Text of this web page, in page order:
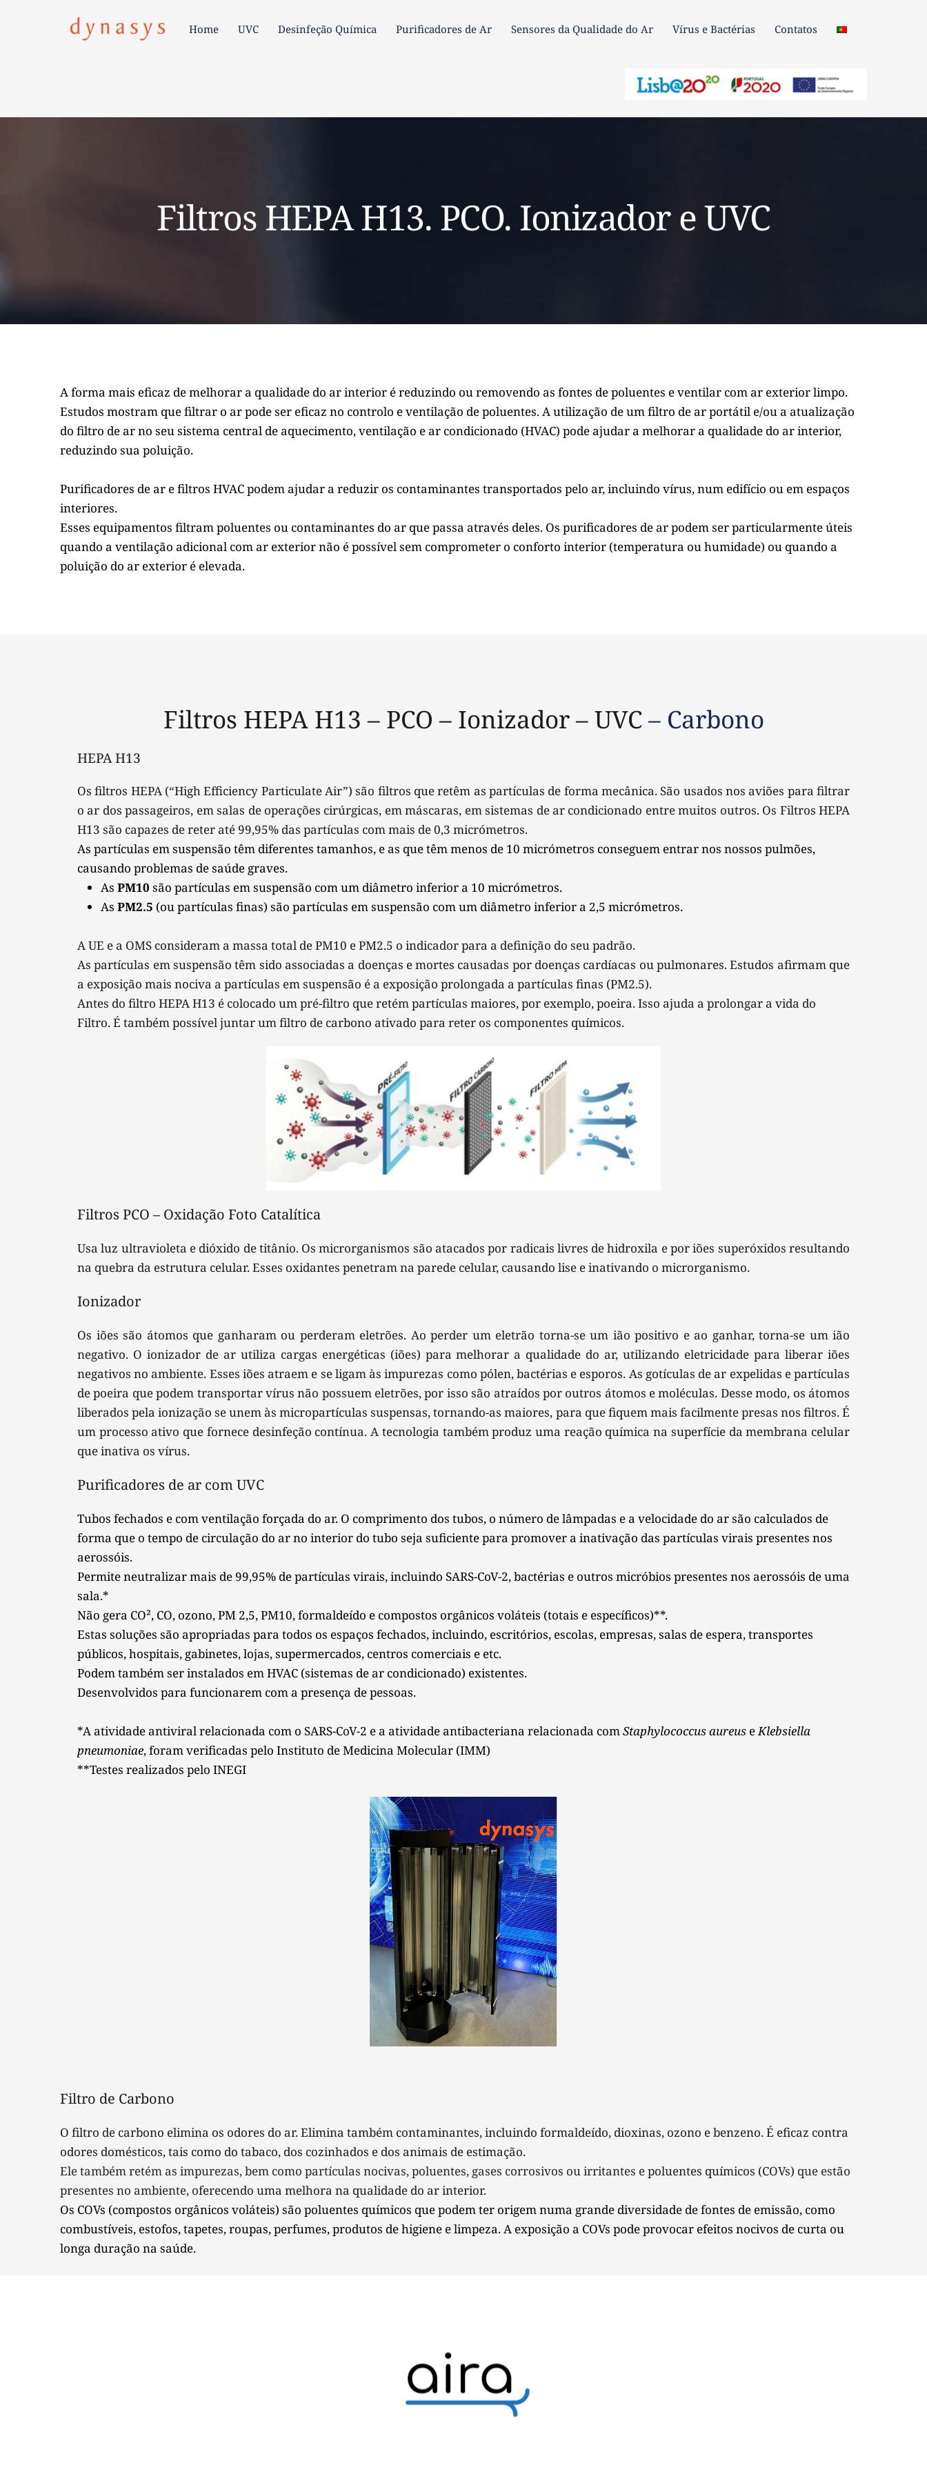
Home UVC Desinfeção Química Purificadores de Ar Sensores da Qualidade do Ar Vírus e Bactérias Contatos
Home UVC Desinfeção Química Purificadores de Ar Sensores da Qualidade do Ar Vírus e Bactérias Contatos
Filtros HEPA H13. PCO. Ionizador e UVC
A forma mais eficaz de melhorar a qualidade do ar interior é reduzindo ou removendo as fontes de poluentes e ventilar com ar exterior limpo.
Estudos mostram que filtrar o ar pode ser eficaz no controlo e ventilação de poluentes. A utilização de um filtro de ar portátil e/ou a atualização
do filtro de ar no seu sistema central de aquecimento, ventilação e ar condicionado (HVAC) pode ajudar a melhorar a qualidade do ar interior,
reduzindo sua poluição.
Purificadores de ar e filtros HVAC podem ajudar a reduzir os contaminantes transportados pelo ar, incluindo vírus, num edifício ou em espaços
interiores.
Esses equipamentos filtram poluentes ou contaminantes do ar que passa através deles. Os purificadores de ar podem ser particularmente úteis
quando a ventilação adicional com ar exterior não é possível sem comprometer o conforto interior (temperatura ou humidade) ou quando a
poluição do ar exterior é elevada.
Filtros HEPA H13 – PCO – Ionizador – UVC – Carbono
HEPA H13
Os filtros HEPA (“High Efficiency Particulate Air”) são filtros que retêm as partículas de forma mecânica. São usados nos aviões para filtrar
o ar dos passageiros, em salas de operações cirúrgicas, em máscaras, em sistemas de ar condicionado entre muitos outros. Os Filtros HEPA
H13 são capazes de reter até 99,95% das partículas com mais de 0,3 micrómetros.
As partículas em suspensão têm diferentes tamanhos, e as que têm menos de 10 micrómetros conseguem entrar nos nossos pulmões,
causando problemas de saúde graves.
As PM10 são partículas em suspensão com um diâmetro inferior a 10 micrómetros.
As PM2.5 (ou partículas finas) são partículas em suspensão com um diâmetro inferior a 2,5 micrómetros.
A UE e a OMS consideram a massa total de PM10 ePM2.5 o indicador para a definição do seu padrão.
As partículas em suspensão têm sido associadas a doenças e mortes causadas por doenças cardíacas ou pulmonares. Estudos afirmam que
a exposição mais nociva a partículas em suspensão é a exposição prolongada a partículas finas (PM2.5).
Antes do filtro HEPA H13 é colocado um pré-filtro que retém partículas maiores, por exemplo, poeira. Isso ajuda a prolongar a vida do
Filtro. É também possível juntar um filtro de carbono ativado para reter os componentes químicos.
Filtros PCO – Oxidação Foto Catalítica
Usa luz ultravioleta e dióxido de titânio. Os microrganismos são atacados por radicais livres de hidroxila e por iões superóxidos resultando
na quebra da estrutura celular. Esses oxidantes penetram na parede celular, causando lise e inativando o microrganismo.
Ionizador
Os iões são átomos que ganharam ou perderam eletrões. Ao perder um eletrão torna-se um ião positivo e ao ganhar, torna-se um ião
negativo. O ionizador de ar utiliza cargas energéticas (iões) para melhorar a qualidade do ar, utilizando eletricidade para liberar iões
negativos no ambiente. Esses iões atraem e se ligam às impurezas como pólen, bactérias e esporos. As gotículas de ar expelidas e partículas
de poeira que podem transportar vírus não possuem eletrões, por isso são atraídos por outros átomos e moléculas. Desse modo, os átomos
liberados pela ionização se unem às micropartículas suspensas, tornando-as maiores, para que fiquem mais facilmente presas nos filtros. É
um processo ativo que fornece desinfeção contínua. A tecnologia também produz uma reação química na superfície da membrana celular
que inativa os vírus.
Purificadores de ar com UVC
Tubos fechados e com ventilação forçada do ar. O comprimento dos tubos, o número de lâmpadas e a velocidade do ar são calculados de
forma que o tempo de circulação do ar no interior do tubo seja suficiente para promover a inativação das partículas virais presentes nos
aerossóis.
Permite neutralizar mais de 99,95% de partículas virais, incluindo SARS-CoV-2, bactérias e outros micróbios presentes nos aerossóis de uma
sala.*
Não gera CO², CO, ozono, PM 2,5, PM10, formaldeído e compostos orgânicos voláteis (totais e específicos)**.
Estas soluções são apropriadas para todos os espaços fechados, incluindo, escritórios, escolas, empresas, salas de espera, transportes
públicos, hospitais, gabinetes, lojas, supermercados, centros comerciais e etc.
Podem também ser instalados em HVAC (sistemas de ar condicionado) existentes.
Desenvolvidos para funcionarem com a presença de pessoas.
*A atividade antiviral relacionada com o SARS-CoV-2 e a atividade antibacteriana relacionada com Staphylococcus aureus e Klebsiella
pneumoniae, foram verificadas pelo Instituto de Medicina Molecular (IMM)
**Testes realizados pelo INEGI
Filtro de Carbono
O filtro de carbono elimina os odores do ar. Elimina também contaminantes, incluindo formaldeído, dioxinas, ozono e benzeno. É eficaz contra
odores domésticos, tais como do tabaco, dos cozinhados e dos animais de estimação.
Ele também retém as impurezas, bem como partículas nocivas, poluentes, gases corrosivos ou irritantes e poluentes químicos (COVs) que estão
presentes no ambiente, oferecendo uma melhora na qualidade do ar interior.
Os COVs (compostos orgânicos voláteis) são poluentes químicos que podem ter origem numa grande diversidade de fontes de emissão, como
combustíveis, estofos, tapetes, roupas, perfumes, produtos de higiene e limpeza.A exposição a COVs pode provocar efeitos nocivos de curta ou
longa duração na saúde.